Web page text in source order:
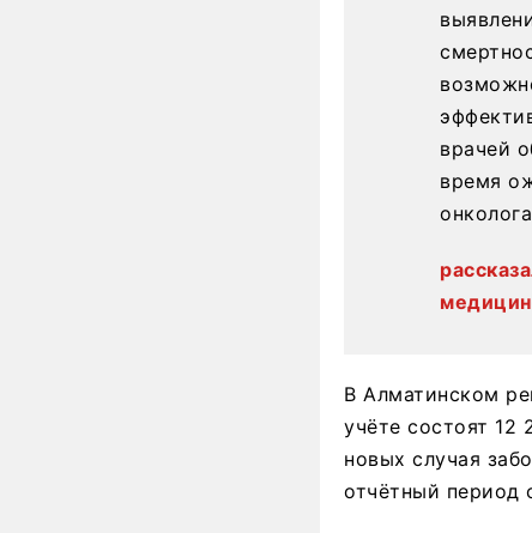
врачей
время
В Алматинском
учёте состоят
новых случая
отчётный период